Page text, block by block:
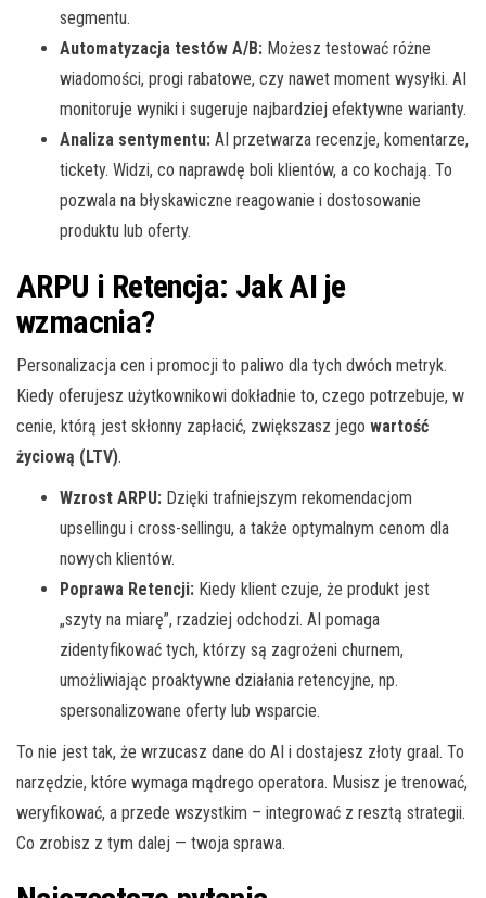
segmentu.
Automatyzacja testów A/B: Możesz testować różne
wiadomości, progi rabatowe, czy nawet moment wysyłki. AI
monitoruje wyniki i sugeruje najbardziej efektywne warianty.
Analiza sentymentu: AI przetwarza recenzje, komentarze,
tickety. Widzi, co naprawdę boli klientów, a co kochają. To
pozwala na błyskawiczne reagowanie i dostosowanie
produktu lub oferty.
ARPU i Retencja: Jak AI je
wzmacnia?
Personalizacja cen i promocji to paliwo dla tych dwóch metryk.
Kiedy oferujesz użytkownikowi dokładnie to, czego potrzebuje, w
cenie, którą jest skłonny zapłacić, zwiększasz jego wartość
życiową (LTV).
Wzrost ARPU: Dzięki trafniejszym rekomendacjom
upsellingu i cross-sellingu, a także optymalnym cenom dla
nowych klientów.
Poprawa Retencji: Kiedy klient czuje, że produkt jest
„szyty na miarę”, rzadziej odchodzi. AI pomaga
zidentyfikować tych, którzy są zagrożeni churnem,
umożliwiając proaktywne działania retencyjne, np.
spersonalizowane oferty lub wsparcie.
To nie jest tak, że wrzucasz dane do AI i dostajesz złoty graal. To
narzędzie, które wymaga mądrego operatora. Musisz je trenować,
weryfikować, a przede wszystkim – integrować z resztą strategii.
Co zrobisz z tym dalej — twoja sprawa.